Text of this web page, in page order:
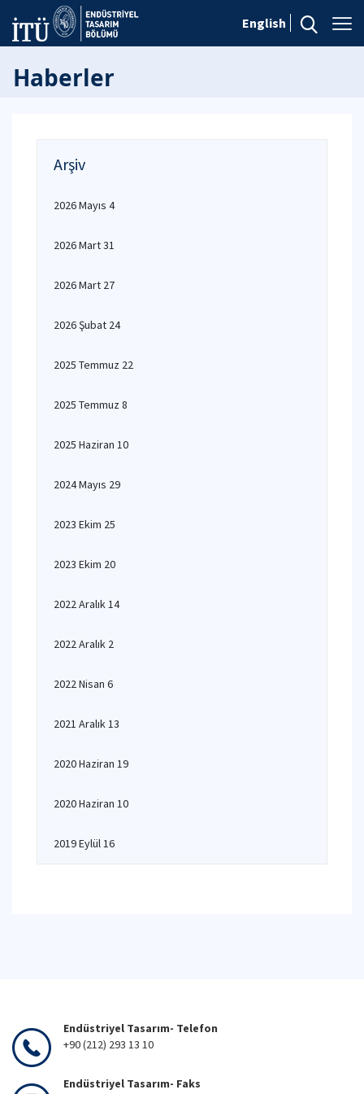
English
Haberler
Arşiv
2026 Mayıs 4
2026 Mart 31
2026 Mart 27
2026 Şubat 24
2025 Temmuz 22
2025 Temmuz 8
2025 Haziran 10
2024 Mayıs 29
2023 Ekim 25
2023 Ekim 20
2022 Aralık 14
2022 Aralık 2
2022 Nisan 6
2021 Aralık 13
2020 Haziran 19
2020 Haziran 10
2019 Eylül 16
Endüstriyel Tasarım- Telefon
+90 (212) 293 13 10
Endüstriyel Tasarım- Faks